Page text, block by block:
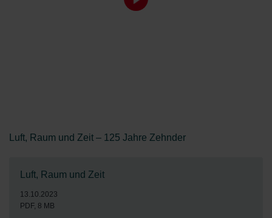
Luft, Raum und Zeit – 125 Jahre Zehnder
Luft, Raum und Zeit
13.10.2023
PDF, 8 MB